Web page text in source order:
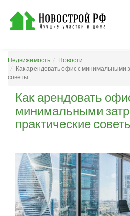
Недвижимость
Новости
Как арендовать офис с минимальными
советы
Как арендовать
минимальными
практические